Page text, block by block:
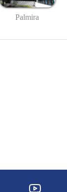
Palmira